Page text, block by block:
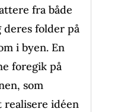
fra både
folder på
i byen. En
foregik på
som
idéen